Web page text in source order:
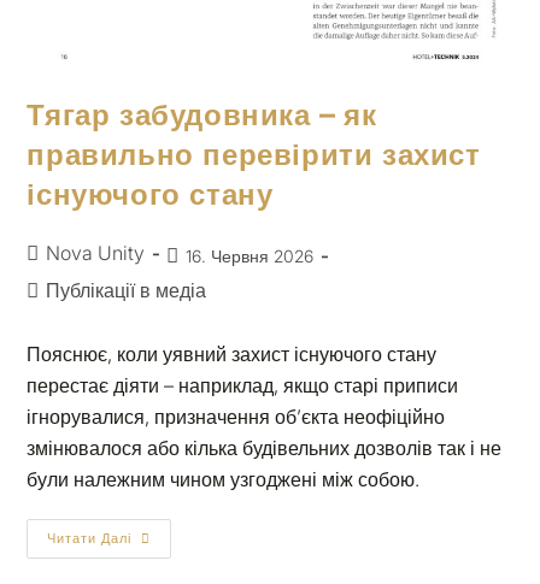
Тягар забудовника – як
правильно перевірити захист
існуючого стану
Nova Unity 16. Червня 2026
Публікації в медіа
Пояснює, коли уявний захист існуючого стану
перестає діяти – наприклад, якщо старі приписи
ігнорувалися, призначення об’єкта неофіційно
змінювалося або кілька будівельних дозволів так і не
були належним чином узгоджені між собою.
Читати Далі